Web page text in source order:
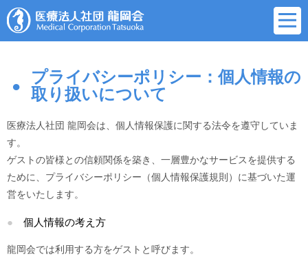
プライバシーポリシー：個人情報の
取り扱いについて
医療法人社団 龍岡会は、個人情報保護に関する法令を遵守していま
す。
ゲストの皆様との信頼関係を築き、一層豊かなサービスを提供する
ために、プライバシーポリシー（個人情報保護規則）に基づいた運
営をいたします。
個人情報の考え方
龍岡会では利用する方をゲストと呼びます。